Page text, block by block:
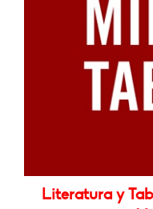
Literatura y